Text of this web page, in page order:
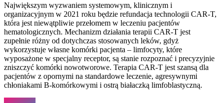
Największym wyzwaniem systemowym, klinicznym i
organizacyjnym w 2021 roku będzie refundacja technologii CAR-T,
która jest niewątpliwie przełomem w leczeniu pacjentów
hematologicznych. Mechanizm działania terapii CAR-T jest
zupełnie różny od dotychczas stosowanych leków, gdyż
wykorzystuje własne komórki pacjenta – limfocyty, które
wyposażone w specjalny receptor, są stanie rozpoznać i precyzyjnie
zniszczyć komórki nowotworowe. Terapia CAR-T jest szansą dla
pacjentów z opornymi na standardowe leczenie, agresywnymi
chłoniakami B-komórkowymi i ostrą białaczką limfoblastyczną.